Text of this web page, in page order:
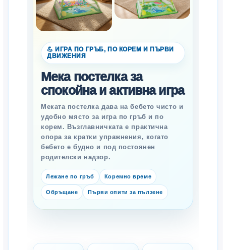
💪 ИГРА ПО ГРЪБ, ПО КОРЕМ И ПЪРВИ
ДВИЖЕНИЯ
Мека постелка за
спокойна и активна игра
Меката постелка дава на бебето чисто и
удобно място за игра по гръб и по
корем. Възглавничката е практична
опора за кратки упражнения, когато
бебето е будно и под постоянен
родителски надзор.
Лежане по гръб Коремно време
Обръщане Първи опити за пълзене